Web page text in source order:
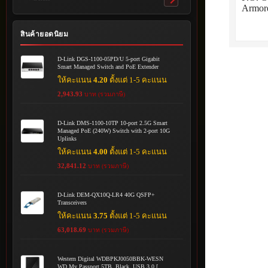
Toggle
submenu
สินค้ายอดนิยม
D-Link DGS-1100-05PD/U 5-port Gigabit
Smart Managed Switch and PoE Extender
ให้คะแนน4.20 ตั้งแต่ 1-5 คะแนน
2,943.93 บาท (รวมภาษี)
D-Link DMS-1100-10TP 10-port 2.5G Smart
Managed PoE (240W) Switch with 2-port 10G
Uplinks
ให้คะแนน4.00 ตั้งแต่ 1-5 คะแนน
32,841.12 บาท (รวมภาษี)
D-Link DEM-QX10Q-LR4 40G QSFP+
Transceivers
ให้คะแนน3.75 ตั้งแต่ 1-5 คะแนน
63,018.69 บาท (รวมภาษี)
Western Digital WDBPKJ0050BBK-WESN